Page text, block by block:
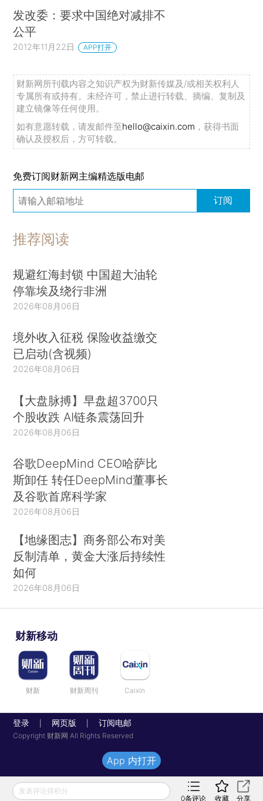
发改委：要求中国绝对减排不
公平
2012年11月22日 APP打开
财新网所刊载内容之知识产权为财新传媒及/或相关权利人
专属所有或持有。未经许可，禁止进行转载、摘编、复制及
建立镜像等任何使用。
如有意愿转载，请发邮件至hello@caixin.com ，获得书面
确认及授权后，方可转载。
免费订阅财新网主编精选版电邮
订阅
推荐阅读
规避红海封锁 中国超大油轮
停靠埃及绕行非洲
2026年08月06日
境外收入征税 保险收益缴交
已启动(含视频)
2026年08月06日
【大盘脉搏】早盘超3700只
个股收跌 AI链条震荡回升
2026年08月06日
谷歌DeepMind CEO哈萨比
斯卸任 转任DeepMind董事长
及谷歌首席科学家
2026年08月06日
【地缘图志】商务部公布对美
反制清单，黄金大涨后持续性
如何
2026年08月06日
财新移动
财新 财新周刊 Caixin
登录 网页版 订阅电邮
Copyright 财新网 All Rights Reserved
发表评论得积分
0条评论 收藏 分享
App 内打开